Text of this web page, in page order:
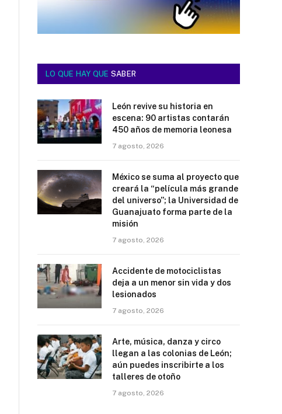
LO QUE HAY QUE SABER
León revive su historia en
escena: 90 artistas contarán
450 años de memoria leonesa
7 agosto, 2026
México se suma al proyecto que
creará la “película más grande
del universo”; la Universidad de
Guanajuato forma parte de la
misión
7 agosto, 2026
Accidente de motociclistas
deja a un menor sin vida y dos
lesionados
7 agosto, 2026
Arte, música, danza y circo
llegan a las colonias de León;
aún puedes inscribirte a los
talleres de otoño
7 agosto, 2026